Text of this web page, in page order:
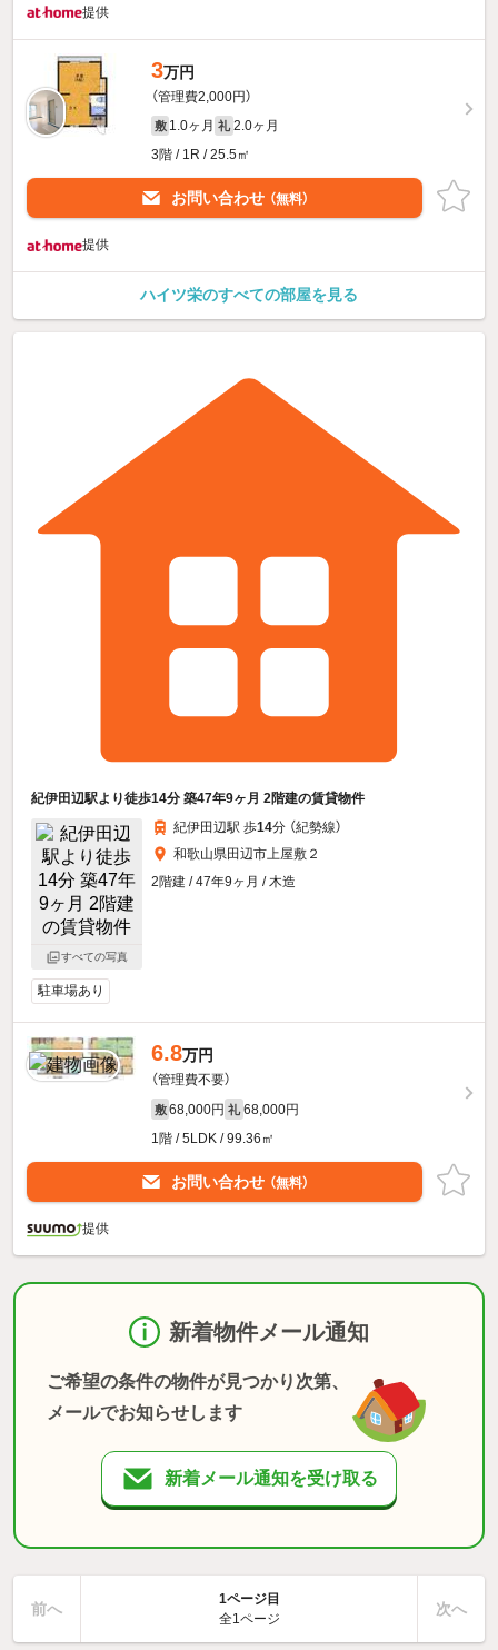
提供
3万円
（管理費2,000円）
敷 1.0ヶ月 礼 2.0ヶ月
3階 / 1R / 25.5㎡
お問い合わせ （無料）
提供
ハイツ栄のすべての部屋を見る
紀伊田辺駅より徒歩14分 築47年9ヶ月 2階建の賃貸物件
すべての写真
紀伊田辺駅 歩14分 （紀勢線）
和歌山県田辺市上屋敷２
2階建 / 47年9ヶ月 / 木造
駐車場あり
6.8万円
（管理費不要）
敷 68,000円 礼 68,000円
1階 / 5LDK / 99.36㎡
お問い合わせ （無料）
提供
新着物件メール通知
ご希望の条件の物件が見つかり次第、
メールでお知らせします
新着メール通知を受け取る
前へ
1ページ目
全1ページ
次へ